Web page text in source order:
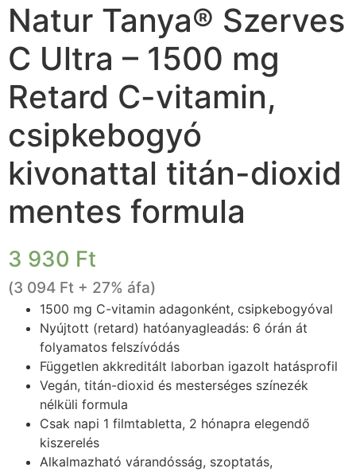
Natur Tanya® Szerves
C Ultra – 1500 mg
Retard C-vitamin,
csipkebogyó
kivonattal titán-dioxid
mentes formula
3 930 Ft
(3 094 Ft + 27% áfa)
1500 mg C-vitamin adagonként, csipkebogyóval
Nyújtott (retard) hatóanyagleadás: 6 órán át
folyamatos felszívódás
Független akkreditált laborban igazolt hatásprofil
Vegán, titán-dioxid és mesterséges színezék
nélküli formula
Csak napi 1 filmtabletta, 2 hónapra elegendő
kiszerelés
Alkalmazható várandósság, szoptatás,